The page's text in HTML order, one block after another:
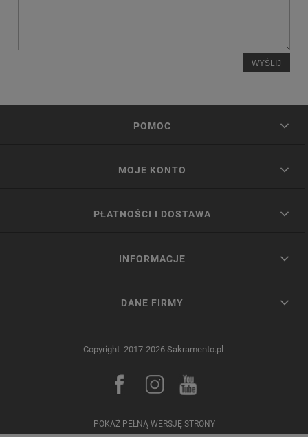
WYŚLIJ
POMOC
MOJE KONTO
PŁATNOŚCI I DOSTAWA
INFORMACJE
DANE FIRMY
Copyright 2017-2026 Sakramento.pl
POKAŻ PEŁNĄ WERSJĘ STRONY